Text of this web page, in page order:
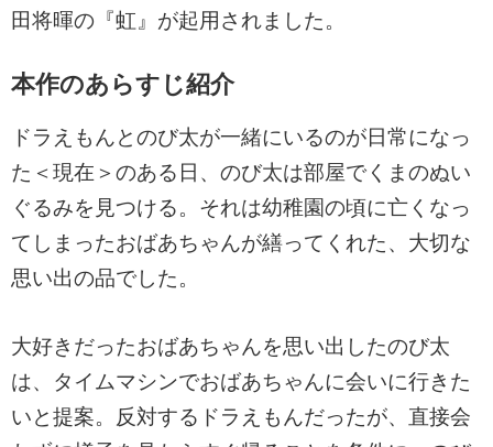
田将暉の『虹』が起用されました。
本作のあらすじ紹介
ドラえもんとのび太が一緒にいるのが日常になっ
た＜現在＞のある日、のび太は部屋でくまのぬい
ぐるみを見つける。それは幼稚園の頃に亡くなっ
てしまったおばあちゃんが繕ってくれた、大切な
思い出の品でした。
大好きだったおばあちゃんを思い出したのび太
は、タイムマシンでおばあちゃんに会いに行きた
いと提案。反対するドラえもんだったが、直接会